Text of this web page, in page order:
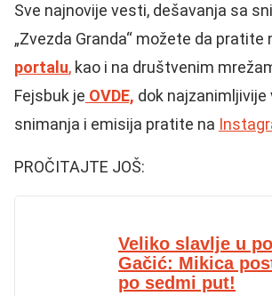
Sve najnovije vesti, dešavanja sa
„Zvezda Granda“ možete da pratite
portalu, kao i na društvenim
Fejsbuk je OVDE, dok najzanimljivije
snimanja i emisija pratite na
PROČITAJTE JOŠ:
Veliko slavlje u
Gačić: Mikica
po sedmi put!